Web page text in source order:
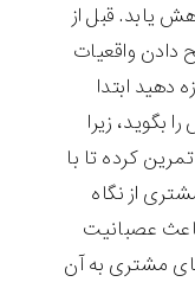
یابد. قبل از
واقعیات
دهید ابتدا
زیرا
کرده تا با
از نگاه
عصبانیت
مشتری به آن